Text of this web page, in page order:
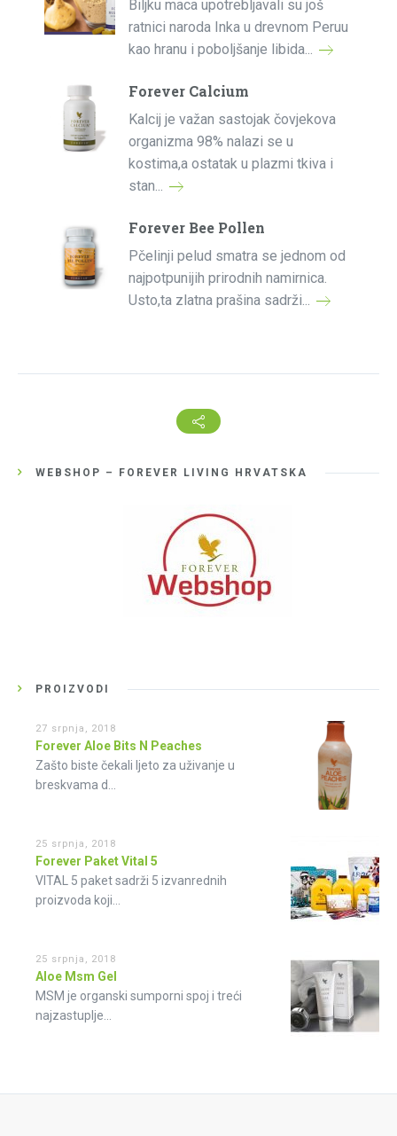
Biljku maca upotrebljavali su još
ratnici naroda Inka u drevnom Peruu
kao hranu i poboljšanje libida...
Forever Calcium
Kalcij je važan sastojak čovjekova
organizma 98% nalazi se u
kostima,a ostatak u plazmi tkiva i
stan...
Forever Bee Pollen
Pčelinji pelud smatra se jednom od
najpotpunijih prirodnih namirnica.
Usto,ta zlatna prašina sadrži...
WEBSHOP – FOREVER LIVING HRVATSKA
PROIZVODI
27 srpnja, 2018
Forever Aloe Bits N Peaches
Zašto biste čekali ljeto za uživanje u
breskvama d...
25 srpnja, 2018
Forever Paket Vital 5
VITAL 5 paket sadrži 5 izvanrednih
proizvoda koji...
25 srpnja, 2018
Aloe Msm Gel
MSM je organski sumporni spoj i treći
najzastuplje...